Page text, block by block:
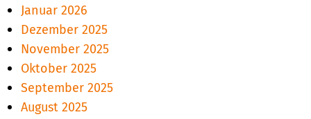
Januar 2026
Dezember 2025
November 2025
Oktober 2025
September 2025
August 2025